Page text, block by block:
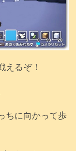
るぞ！
ちに向かって歩